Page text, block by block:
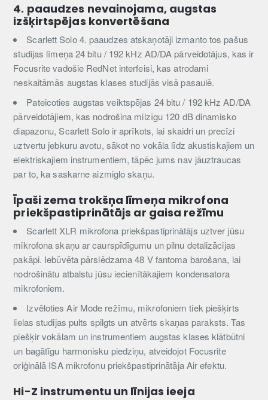
4. paaudzes nevainojama, augstas
izšķirtspējas konvertēšana
Scarlett Solo 4. paaudzes atskaņotāji izmanto tos pašus
studijas līmeņa 24 bitu / 192 kHz AD/DA pārveidotājus, kas ir
Focusrite vadošie RedNet interfeisi, kas atrodami
neskaitāmās augstas klases studijās visā pasaulē.
Pateicoties augstas veiktspējas 24 bitu / 192 kHz AD/DA
pārveidotājiem, kas nodrošina milzīgu 120 dB dinamisko
diapazonu, Scarlett Solo ir aprīkots, lai skaidri un precīzi
uztvertu jebkuru avotu, sākot no vokāla līdz akustiskajiem un
elektriskajiem instrumentiem, tāpēc jums nav jāuztraucas
par to, ka saskarne aizmiglo skaņu.
Īpaši zema trokšņa līmeņa mikrofona
priekšpastiprinātājs ar gaisa režīmu
Scarlett XLR mikrofona priekšpastiprinātājs uztver jūsu
mikrofona skaņu ar caurspīdīgumu un pilnu detalizācijas
pakāpi. Iebūvēta pārslēdzama 48 V fantoma barošana, lai
nodrošinātu atbalstu jūsu iecienītākajiem kondensatora
mikrofoniem.
Izvēloties Air Mode režīmu, mikrofoniem tiek piešķirts
lielas studijas pults spilgts un atvērts skaņas paraksts. Tas
piešķir vokālam un instrumentiem augstas klases klātbūtni
un bagātīgu harmonisku piedziņu, atveidojot Focusrite
oriģinālā ISA mikrofonu priekšpastiprinātāja Air efektu.
Hi-Z instrumentu un līnijas ieeja